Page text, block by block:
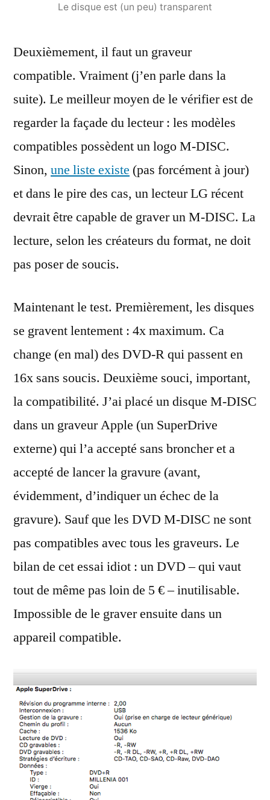
Le disque est (un peu) transparent
Deuxièmement, il faut un graveur
compatible. Vraiment (j’en parle dans la
suite). Le meilleur moyen de le vérifier est de
regarder la façade du lecteur : les modèles
compatibles possèdent un logo M-DISC.
Sinon, une liste existe (pas forcément à jour)
et dans le pire des cas, un lecteur LG récent
devrait être capable de graver un M-DISC. La
lecture, selon les créateurs du format, ne doit
pas poser de soucis.
Maintenant le test. Premièrement, les disques
se gravent lentement : 4x maximum. Ca
change (en mal) des DVD-R qui passent en
16x sans soucis. Deuxième souci, important,
la compatibilité. J’ai placé un disque M-DISC
dans un graveur Apple (un SuperDrive
externe) qui l’a accepté sans broncher et a
accepté de lancer la gravure (avant,
évidemment, d’indiquer un échec de la
gravure). Sauf que les DVD M-DISC ne sont
pas compatibles avec tous les graveurs. Le
bilan de cet essai idiot : un DVD – qui vaut
tout de même pas loin de 5 € – inutilisable.
Impossible de le graver ensuite dans un
appareil compatible.